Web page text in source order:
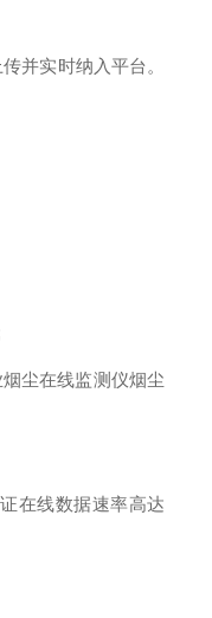
并实时纳入平台。
尘在线监测仪烟尘
在线数据速率高达